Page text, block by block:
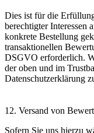
Dies ist für die
berechtigter Interessen
konkrete Bestellung
transaktionellen
DSGVO erforderlich.
der oben und im
Datenschutzerklärung
12. Versand von
Sofern Sie uns hierzu